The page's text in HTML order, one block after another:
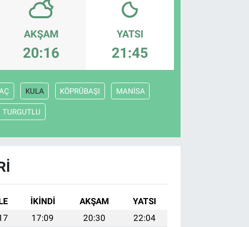
AKŞAM
20:16
YATSI
21:45
KULA KÖPRÜBAŞI MANİSA
TURGUTLU
İKINDI AKŞAM
YATSI
17:09 20:30 22:04